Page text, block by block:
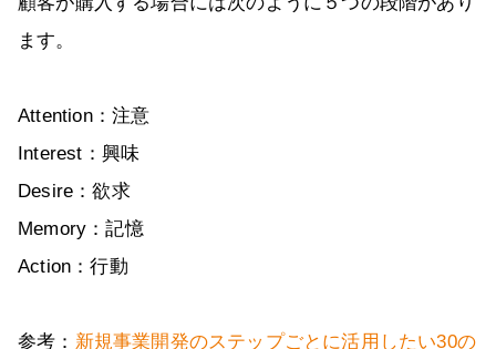
ます。
Attention：注意
Interest：興味
Desire：欲求
Memory：記憶
Action：行動
参考： 新規事業開発のステップごとに活用したい30の